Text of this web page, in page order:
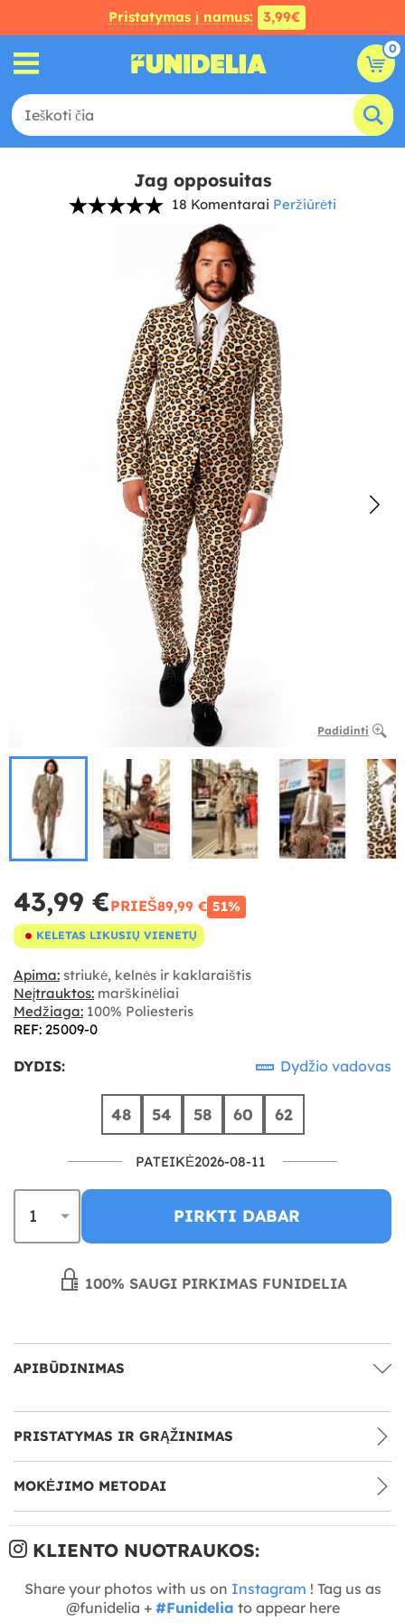
Pristatymas į namus: 3,99€
0
Jag opposuitas
18 Komentarai Peržiūrėti
Padidinti
43,99 €PRIEŠ89,99 € 51%
KELETAS LIKUSIŲ VIENETŲ
Apima: striukė, kelnės ir kaklaraištis
Neįtrauktos: marškinėliai
Medžiaga: 100% Poliesteris
REF: 25009-0
DYDIS: Dydžio vadovas
48 54 58 60 62
PATEIKĖ2026-08-11
PIRKTI DABAR
100% SAUGI PIRKIMAS FUNIDELIA
APIBŪDINIMAS
PRISTATYMAS IR GRĄŽINIMAS
MOKĖJIMO METODAI
KLIENTO NUOTRAUKOS:
Share your photos with us on Instagram ! Tag us as
@funidelia + #Funidelia to appear here